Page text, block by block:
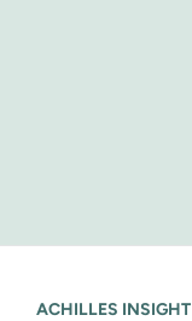
ACHILLES INSIGHT